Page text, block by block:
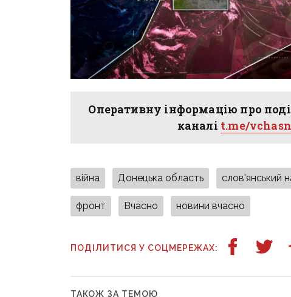
Оперативну інформацію про
каналі t.me/
війна Донецька область слов'янський
фронт Вчасно новини вчасно
ПОДІЛИТИСЯ У СОЦМЕРЕЖАХ:
ТАКОЖ ЗА ТЕМОЮ